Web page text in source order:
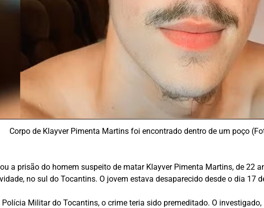
Corpo de Klayver Pimenta Martins foi encontrado dentro de um poço
a prisão do homem suspeito de matar Klayver Pimenta Martins, de 22
no sul do Tocantins. O jovem estava desaparecido desde o dia 17
Polícia Militar do Tocantins, o crime teria sido premeditado. O